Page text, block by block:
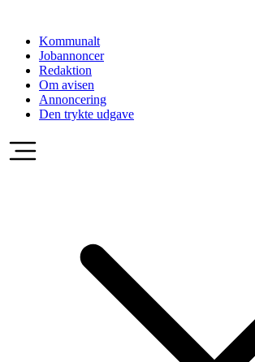
indholdKommunalt
Jobannoncer
Redaktion
Om avisen
Annoncering
Den trykte udgave